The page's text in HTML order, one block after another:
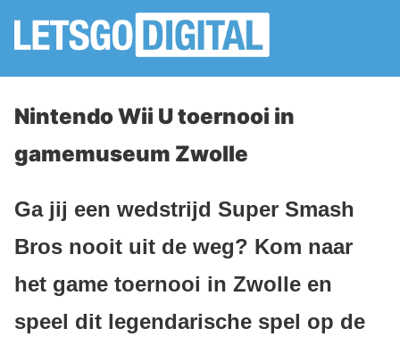
Nintendo Wii U toernooi in
gamemuseum Zwolle
Ga jij een wedstrijd Super Smash
Bros nooit uit de weg? Kom naar
het game toernooi in Zwolle en
speel dit legendarische spel op de